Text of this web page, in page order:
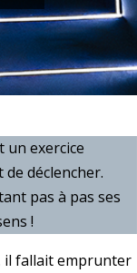
un exercice
déclencher.
pas à pas ses
!
il fallait emprunter